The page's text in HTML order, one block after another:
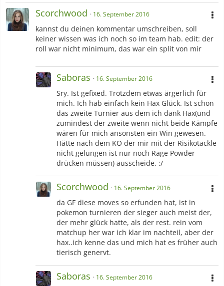
Scorchwood 16. September 2016
kannst du deinen kommentar umschreiben, soll
keiner wissen was ich noch so im team hab. edit: der
roll war nicht minimum, das war ein split von mir
Saboras 16. September 2016
Sry. Ist gefixed. Trotzdem etwas ärgerlich für
mich. Ich hab einfach kein Hax Glück. Ist schon
das zweite Turnier aus dem ich dank Hax(und
zumindest der zweite wenn nicht beide Kämpfe
wären für mich ansonsten ein Win gewesen.
Hätte nach dem KO der mir mit der Risikotackle
nicht gelungen ist nur noch Rage Powder
drücken müssen) ausscheide. :/
Scorchwood 16. September 2016
da GF diese moves so erfunden hat, ist in
pokemon turnieren der sieger auch meist der,
der mehr glück hatte, als der rest. rein vom
matchup her war ich klar im nachteil, aber der
hax..ich kenne das und mich hat es früher auch
tierisch genervt.
Saboras 16. September 2016